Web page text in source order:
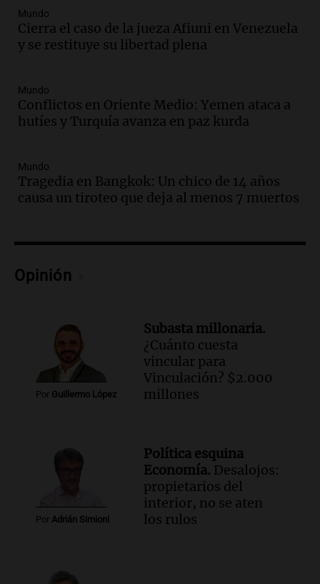
Audio.
de julio será menor al 2,9% registrado
en CABA
Audio. Altas Cumbres: rescataron a una
cabra que llevaba ocho días atrapada en
un precipicio
Episodios
Audio.Chile planteó mejorar la
conectividad fronteriza, aérea y digital
Episodios
Audio.
qué crece el consumo de alimentos con
Episodios
Audio.
Investigan un asalto millonario a
la cooperativa Talamochita en Villa
María
Tucumán: destruyeron 433 luminarias
públicas en 14 meses
Episodios
Audio.Una mujer murió cuando
Panorama Federal
Mundo
Cierra el caso de la jueza Afiuni en Venezuela
y se restituye su libertad plena
Mundo
Conflictos en Oriente Medio: Yemen ataca a
hutíes y Turquía avanza en paz kurda
Mundo
Tragedia en Bangkok: Un chico de 14 años
causa un tiroteo que deja al menos 7 muertos
Opinión
Por Guillermo López
Subasta millonaria.
¿Cuánto cuesta
vincular para
Vinculación? $2.000
millones
Por Adrián Simioni
Política esquina
Economía. Desalojos:
propietarios del
interior, no se aten
los rulos